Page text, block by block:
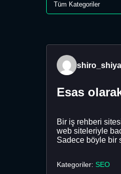
Esas
Bir iş rehberi
web siteleriyle
Sadece böyle bir
Kategoriler: SEO